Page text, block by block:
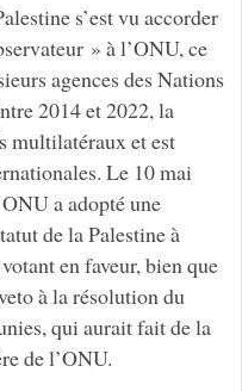
s’est vu accorder
» à l’ONU, ce
agences des Nations
2014 et 2022, la
multilatéraux et est
Le 10 mai
a adopté une
de la Palestine à
en faveur, bien que
à la résolution du
qui aurait fait de la
de l’ONU.